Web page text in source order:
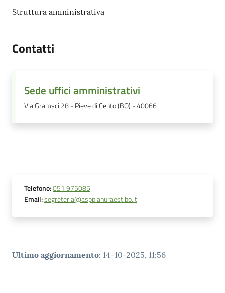
Struttura amministrativa
Contatti
Sede uffici amministrativi
Via Gramsci 28 - Pieve di Cento (BO) - 40066
Telefono:051 975085
Email:segreteria@asppianuraest.bo.it
Ultimo aggiornamento: 14-10-2025, 11:56